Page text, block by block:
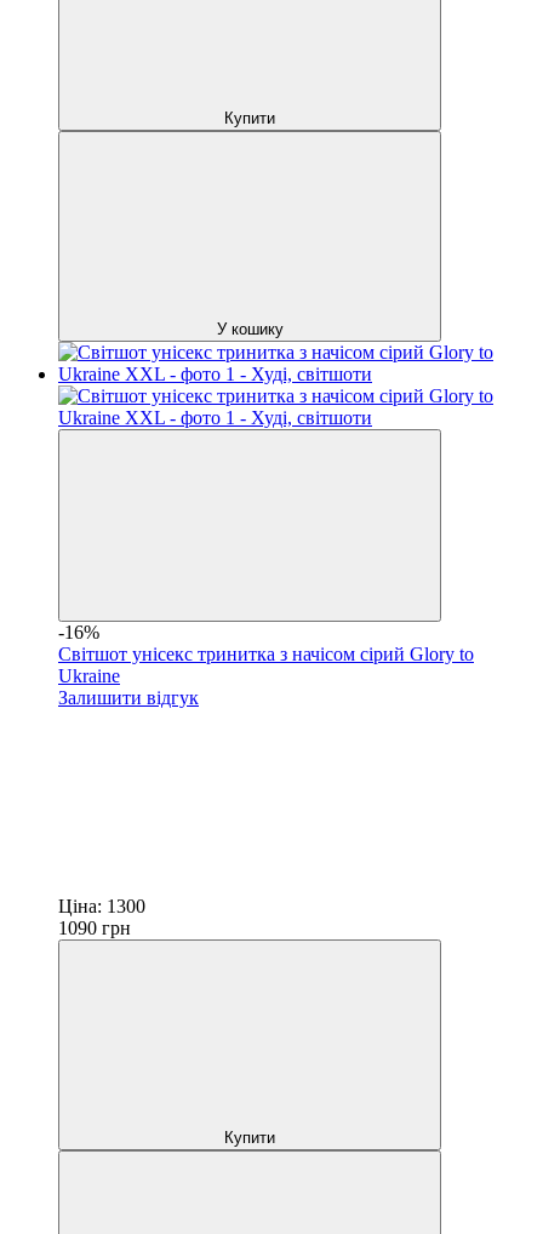
Купити
У кошику
-16%
Світшот унісекс тринитка з начісом сірий Glory to
Ukraine
Залишити відгук
Ціна: 1300
1090 грн
Купити